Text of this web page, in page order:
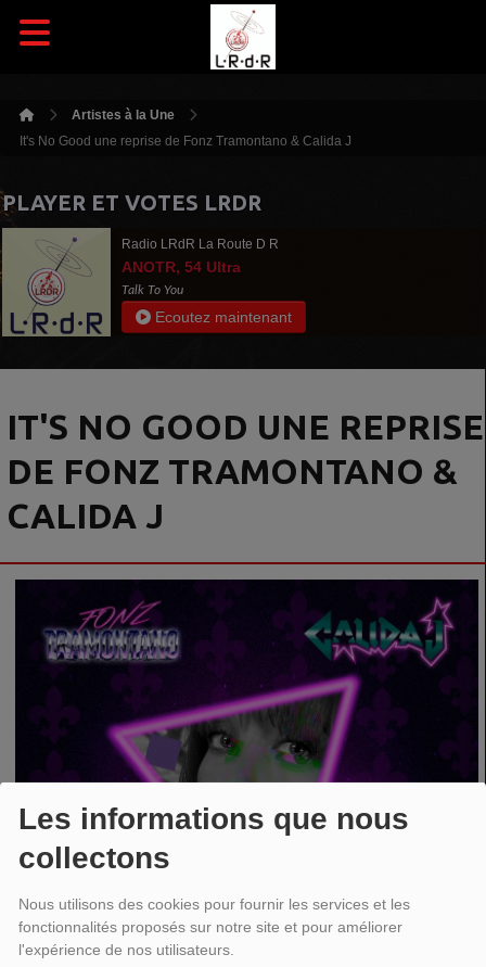
Les informations que nous
collectons
Nous utilisons des cookies pour fournir les services et les
fonctionnalités proposés sur notre site et pour améliorer
l'expérience de nos utilisateurs.
Artistes à la Une
It's No Good une reprise de Fonz Tramontano & Calida J
PLAYER ET VOTES LRDR
Radio LRdR La Route D R
ANOTR, 54 Ultra
Talk To You
Ecoutez maintenant
IT'S NO GOOD UNE REPRISE
DE FONZ TRAMONTANO &
CALIDA J